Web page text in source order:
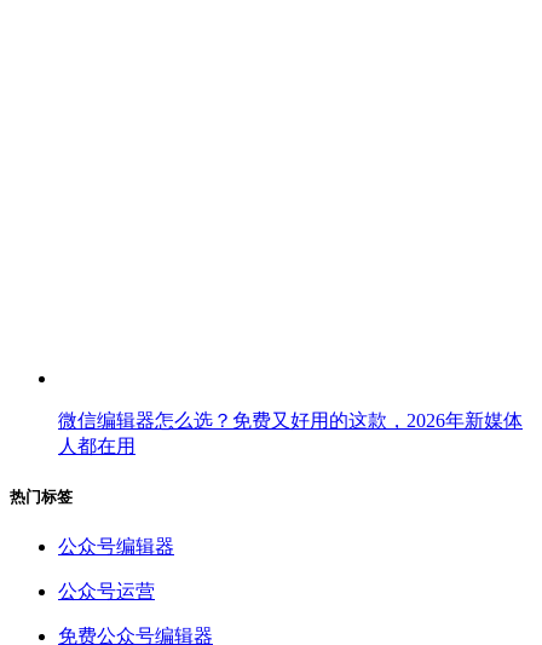
微信编辑器怎么选？免费又好用的这款，2026年新媒体
人都在用
热门标签
公众号编辑器
公众号运营
免费公众号编辑器